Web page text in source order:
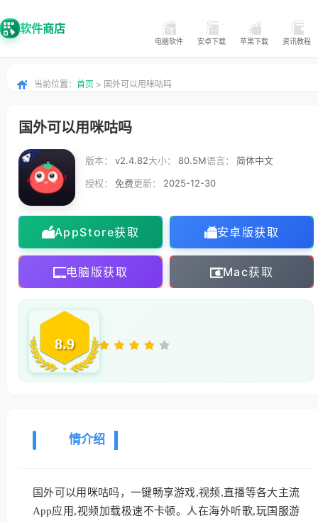
软件商店
电脑软件 安卓下载 苹果下载 资讯教程
当前位置： 首页 > 国外可以用咪咕吗
国外可以用咪咕吗
版本： v2.4.82大小： 80.5M语言：
简体中文
授权：
免费更新： 2025-12-30
AppStore获取 安卓版获取
电脑版获取 Mac获取
8.9
情介绍
国外可以用咪咕吗，一键畅享游戏,视频,直播等各大主流
App应用,视频加载极速不卡顿。人在海外听歌,玩国服游